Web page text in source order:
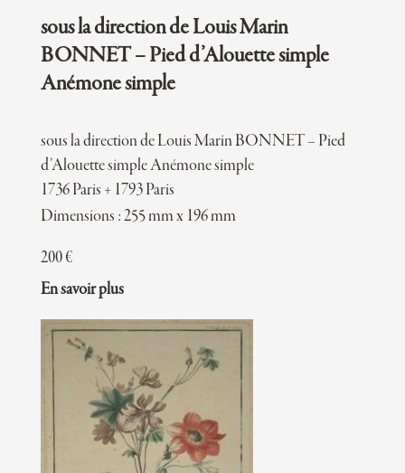
sous la direction de Louis Marin
BONNET – Pied d’Alouette simple
Anémone simple
sous la direction de Louis Marin BONNET – Pied
d’Alouette simple Anémone simple
1736 Paris + 1793 Paris
Dimensions : 255 mm x 196 mm
200€
En savoir plus